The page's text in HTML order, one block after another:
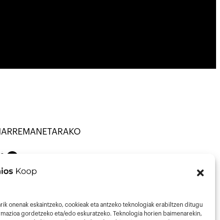
onenak eskaintzeko, cookieak eta antzeko teknologiak erabiltzen ditugu
gordetzeko eta/edo eskuratzeko. Teknologia horien baimenarekin,
· KOOP ·
Mail